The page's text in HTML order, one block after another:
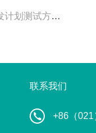
案通过专家论证
联系我们
+86（